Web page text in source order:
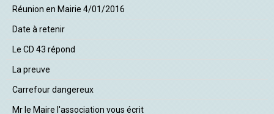
Réunion en Mairie 4/01/2016
Date à retenir
Le CD 43 répond
La preuve
Carrefour dangereux
Mr le Maire l'association vous écrit